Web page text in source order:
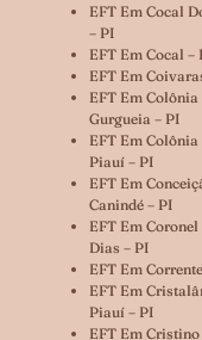
EFT Em Cocal
– PI
EFT Em Cocal –
EFT Em
EFT Em Colônia
Gurgueia – PI
EFT Em Colônia
Piauí – PI
EFT Em
Canindé – PI
EFT Em Coronel
Dias – PI
EFT Em
EFT Em
Piauí – PI
EFT Em